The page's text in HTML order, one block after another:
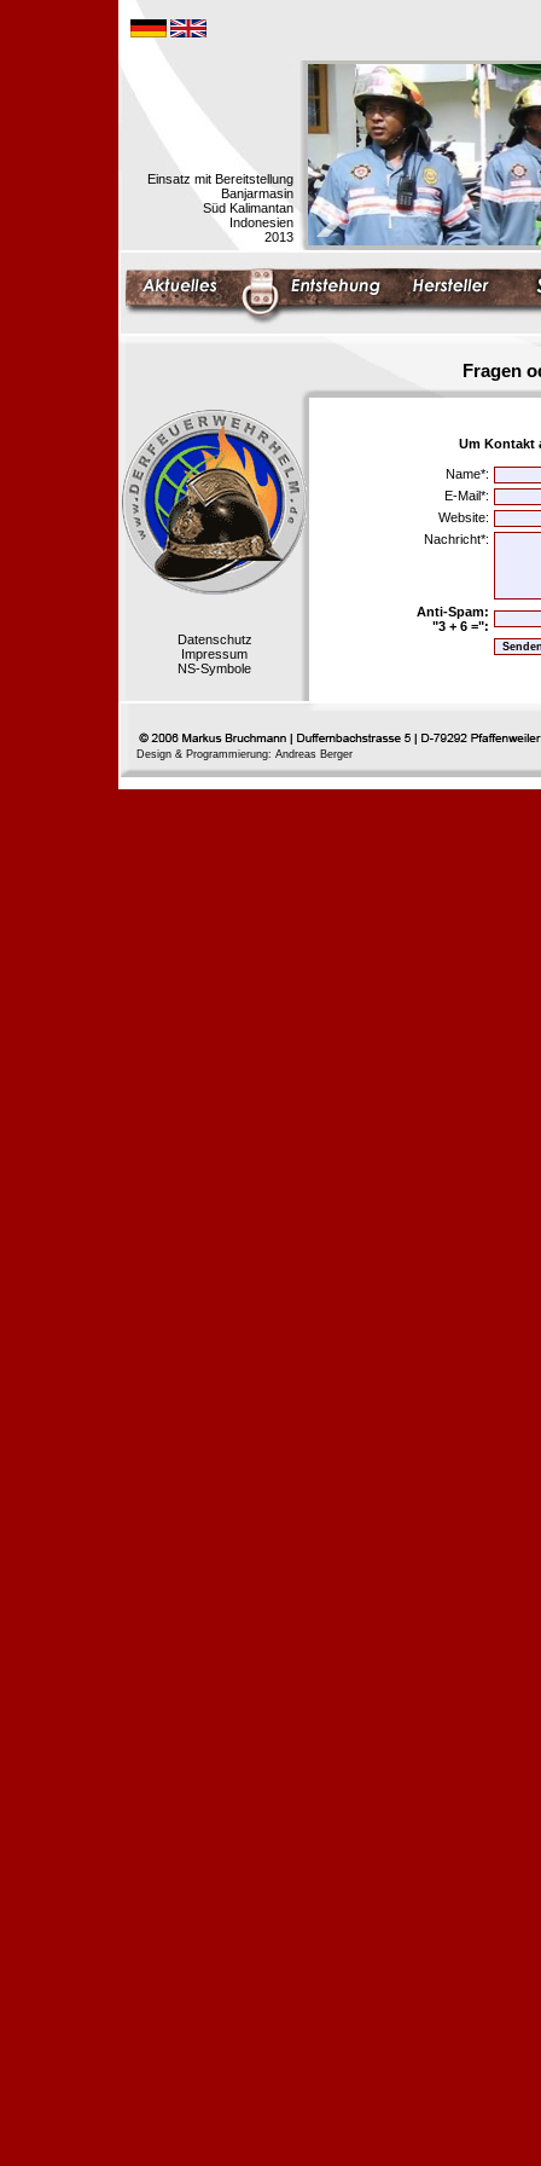
Einsatz mit Bereitstellung
Banjarmasin
Süd Kalimantan
Indonesien
2013
Fragen
Datenschutz
Impressum
NS-Symbole
Um Kontakt
Name*:
E-Mail*:
Website:
Nachricht*:
Anti-Spam:
"3 + 6 =":
Design & Programmierung: Andreas Berger